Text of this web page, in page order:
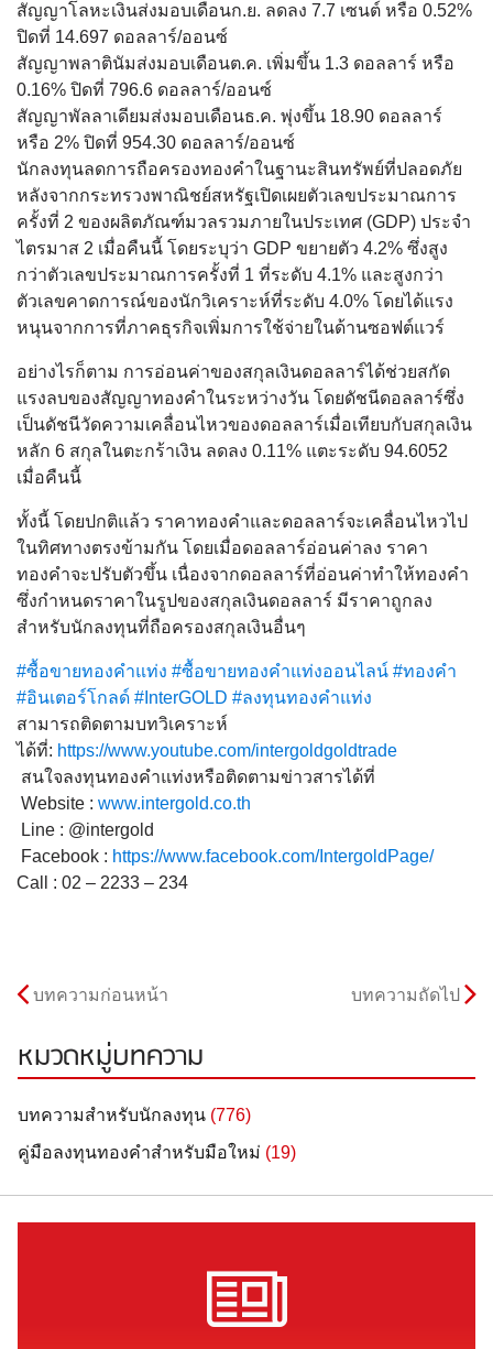
สัญญาโลหะเงินส่งมอบเดือนก.ย. ลดลง 7.7 เซนต์ หรือ 0.52%
ปิดที่ 14.697 ดอลลาร์/ออนซ์
สัญญาพลาตินัมส่งมอบเดือนต.ค. เพิ่มขึ้น 1.3 ดอลลาร์ หรือ
0.16% ปิดที่ 796.6 ดอลลาร์/ออนซ์
สัญญาพัลลาเดียมส่งมอบเดือนธ.ค. พุ่งขึ้น 18.90 ดอลลาร์
หรือ 2% ปิดที่ 954.30 ดอลลาร์/ออนซ์
นักลงทุนลดการถือครองทองคำในฐานะสินทรัพย์ที่ปลอดภัย
หลังจากกระทรวงพาณิชย์สหรัฐเปิดเผยตัวเลขประมาณการ
ครั้งที่ 2 ของผลิตภัณฑ์มวลรวมภายในประเทศ (GDP) ประจำ
ไตรมาส 2 เมื่อคืนนี้ โดยระบุว่า GDP ขยายตัว 4.2% ซึ่งสูง
กว่าตัวเลขประมาณการครั้งที่ 1 ที่ระดับ 4.1% และสูงกว่า
ตัวเลขคาดการณ์ของนักวิเคราะห์ที่ระดับ 4.0% โดยได้แรง
หนุนจากการที่ภาคธุรกิจเพิ่มการใช้จ่ายในด้านซอฟต์แวร์
อย่างไรก็ตาม การอ่อนค่าของสกุลเงินดอลลาร์ได้ช่วยสกัด
แรงลบของสัญญาทองคำในระหว่างวัน โดยดัชนีดอลลาร์ซึ่ง
เป็นดัชนีวัดความเคลื่อนไหวของดอลลาร์เมื่อเทียบกับสกุลเงิน
หลัก 6 สกุลในตะกร้าเงิน ลดลง 0.11% แตะระดับ 94.6052
เมื่อคืนนี้
ทั้งนี้ โดยปกติแล้ว ราคาทองคำและดอลลาร์จะเคลื่อนไหวไป
ในทิศทางตรงข้ามกัน โดยเมื่อดอลลาร์อ่อนค่าลง ราคา
ทองคำจะปรับตัวขึ้น เนื่องจากดอลลาร์ที่อ่อนค่าทำให้ทองคำ
ซึ่งกำหนดราคาในรูปของสกุลเงินดอลลาร์ มีราคาถูกลง
สำหรับนักลงทุนที่ถือครองสกุลเงินอื่นๆ
#ซื้อขายทองคำแท่ง #ซื้อขายทองคำแท่งออนไลน์ #ทองคำ
#อินเตอร์โกลด์ #InterGOLD #ลงทุนทองคำแท่ง
สามารถติดตามบทวิเคราะห์
ได้ที่: https://www.youtube.com/intergoldgoldtrade
สนใจลงทุนทองคำแท่งหรือติดตามข่าวสารได้ที่
Website : www.intergold.co.th
Line : @intergold
Facebook : https://www.facebook.com/IntergoldPage/
Call : 02 – 2233 – 234
บทความก่อนหน้า บทความถัดไป
หมวดหมู่บทความ
บทความสำหรับนักลงทุน (776)
คู่มือลงทุนทองคำสำหรับมือใหม่ (19)